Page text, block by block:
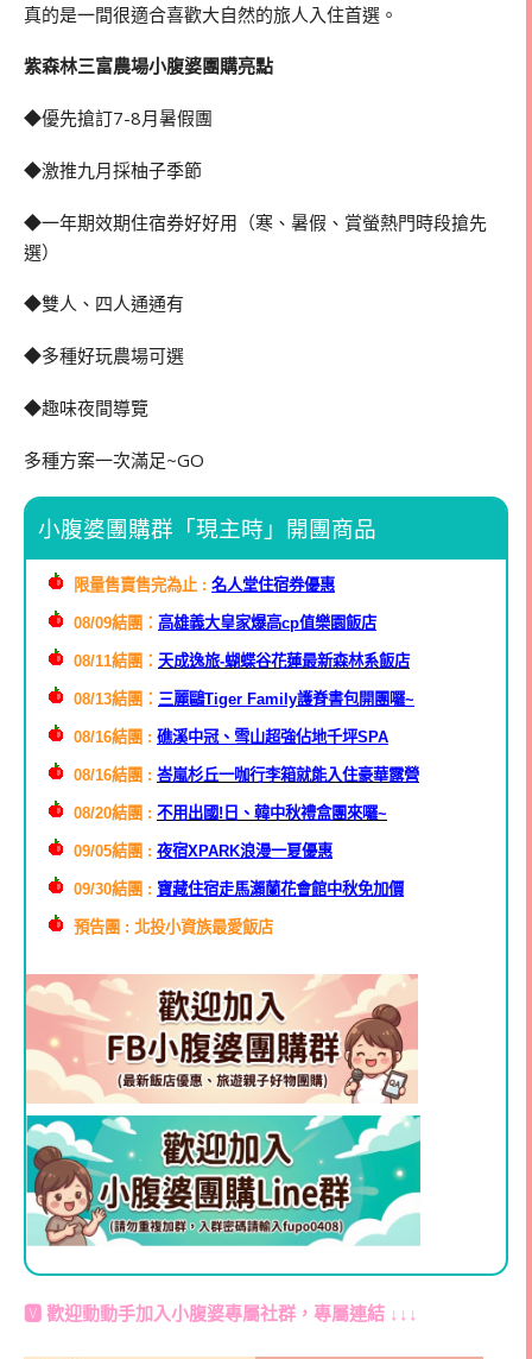
真的是一間很適合喜歡大自然的旅人入住首選。
紫森林三富農場小腹婆團購亮點
◆優先搶訂7-8月暑假團
◆激推九月採柚子季節
◆一年期效期住宿券好好用（寒、暑假、賞螢熱門時段搶先
選）
◆雙人、四人通通有
◆多種好玩農場可選
◆趣味夜間導覽
多種方案一次滿足~GO
小腹婆團購群「現主時」開團商品
限量售賣售完為止 : 名人堂住宿券優惠
08/09結團： 高雄義大皇家爆高cp值樂園飯店
08/11結團： 天成逸旅-蝴蝶谷花蓮最新森林系飯店
08/13結團： 三麗鷗Tiger Family護脊書包開團囉~
08/16結團 : 礁溪中冠、雪山超強佔地千坪SPA
08/16結團 : 峇嵐杉丘一咖行李箱就能入住豪華露營
08/20結團 : 不用出國!日、韓中秋禮盒團來囉~
09/05結團 : 夜宿XPARK浪漫一夏優惠
09/30結團 : 寶藏住宿走馬瀨蘭花會館中秋免加價
預告團 : 北投小資族最愛飯店
🆅 歡迎動動手加入小腹婆專屬社群 ，專屬連結 ↓↓↓